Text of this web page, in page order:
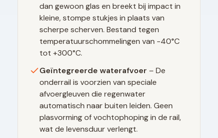
dan gewoon glas en breekt bij impact in
kleine, stompe stukjes in plaats van
scherpe scherven. Bestand tegen
temperatuurschommelingen van -40°C
tot +300°C.
Geïntegreerde waterafvoer – De
onderrail is voorzien van speciale
afvoergleuven die regenwater
automatisch naar buiten leiden. Geen
plasvorming of vochtophoping in de rail,
wat de levensduur verlengt.